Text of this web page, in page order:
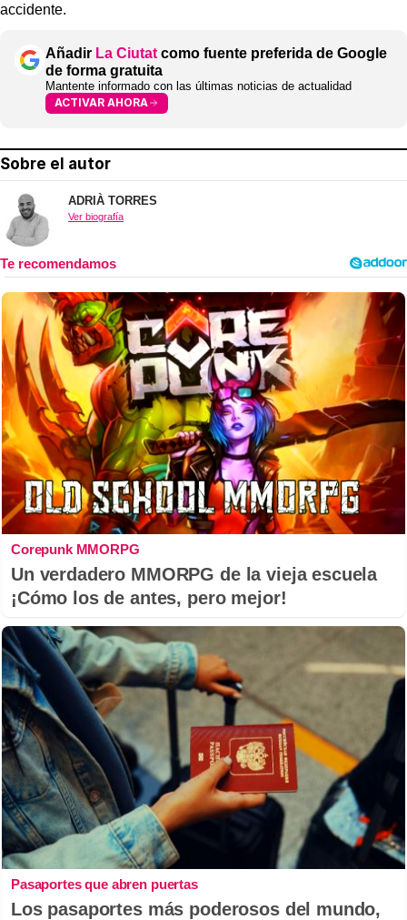
accidente.
Añadir La Ciutat como fuente preferida de Google
de forma gratuita
Mantente informado con las últimas noticias de actualidad
ACTIVAR AHORA
Sobre el autor
ADRIÀ TORRES
Ver biografía
Corepunk MMORPG
Un verdadero MMORPG de la vieja escuela
¡Cómo los de antes, pero mejor!
Pasaportes que abren puertas
Los pasaportes más poderosos del mundo,